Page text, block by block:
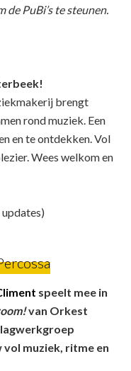
de PuBi’s te steunen.
brengt
rond muziek. Een
en te ontdekken. Vol
Wees welkom en
speelt mee in
van Orkest
vol muziek, ritme en